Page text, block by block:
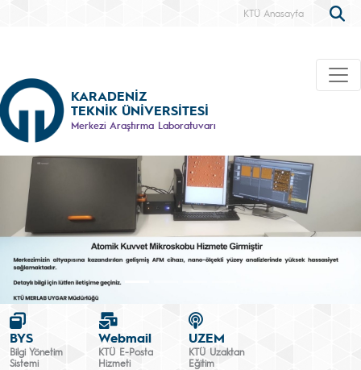
KTÜ Anasayfa
KARADENİZ
TEKNİK ÜNİVERSİTESİ
Merkezi Araştırma Laboratuvarı
BYS
Bilgi Yönetim
Sistemi
Webmail
KTÜ E-Posta
Hizmeti
UZEM
KTÜ Uzaktan
Eğitim